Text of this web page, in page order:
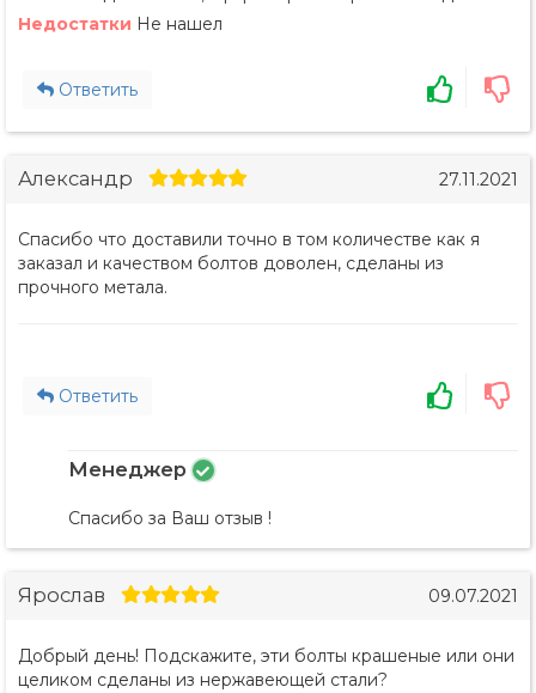
Недостатки Не нашел
Ответить
Александр 27.11.2021
Спасибо что доставили точно в том количестве как я
заказал и качеством болтов доволен, сделаны из
прочного метала.
Ответить
Менеджер
Спасибо за Ваш отзыв !
Ярослав 09.07.2021
Добрый день! Подскажите, эти болты крашеные или они
целиком сделаны из нержавеющей стали?